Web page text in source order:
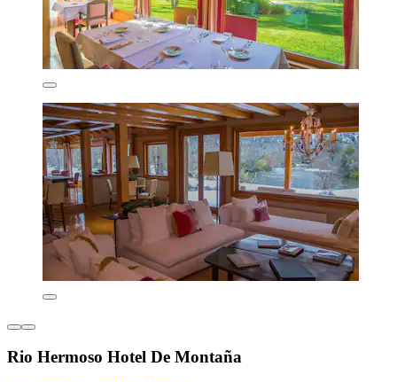
Rio Hermoso Hotel De Montaña